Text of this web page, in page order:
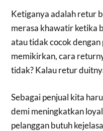
Ketiganya adalah retur
merasa khawatir ketika
atau tidak cocok
memikirkan, cara
tidak? Kalau retur
Sebagai penjual kita
demi meningkatkan
pelanggan butuh